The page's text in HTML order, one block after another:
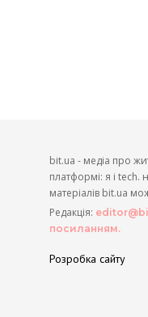
bit.ua - медіа про
платформі: я і tech.
матеріалів bit.ua
Редакція:
посиланням.
Розробка сайту